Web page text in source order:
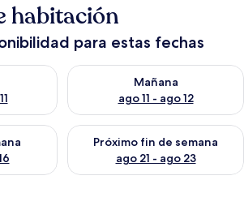
habitación
para estas fechas
para hoy ago 10 - ago 11
Mañana
ago 11 - ago 12
Consulta la disponibilidad
para este fin de semana ago 14 -
Próximo fin de semana
ago 21 - ago 23
Consulta la disponibilidad